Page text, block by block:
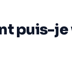
puis-je